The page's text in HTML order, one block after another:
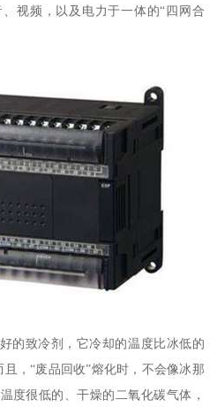
视频，以及电力于一体的“四网合
的致冷剂，它冷却的温度比冰低的
，“废品回收”熔化时，不会像冰那
度很低的、干燥的二氧化碳气体，